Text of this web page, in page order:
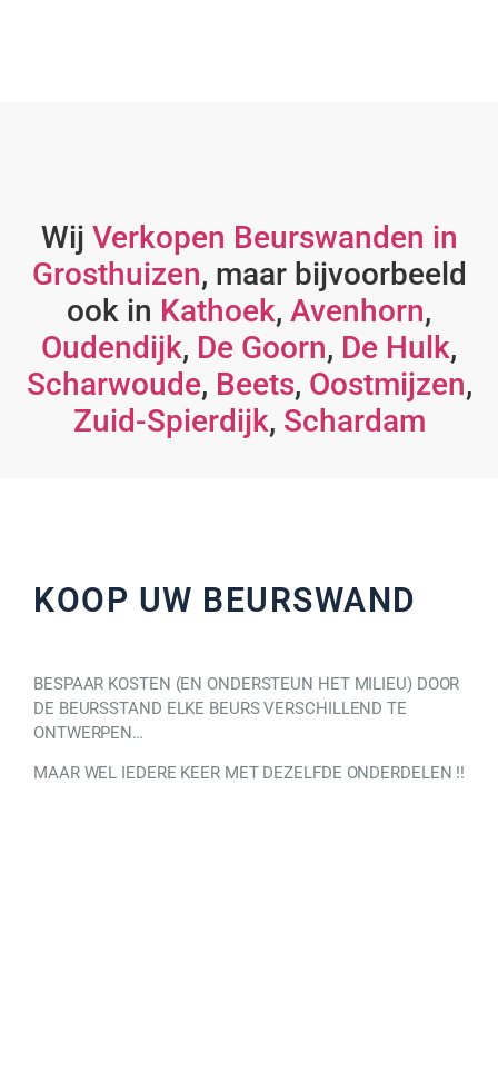
Wij Verkopen Beurswanden in
Grosthuizen, maar bijvoorbeeld
ook in Kathoek, Avenhorn,
Oudendijk, De Goorn, De Hulk,
Scharwoude, Beets, Oostmijzen,
Zuid-Spierdijk, Schardam
KOOP UW BEURSWAND
BESPAAR KOSTEN (EN ONDERSTEUN HET MILIEU) DOOR
DE BEURSSTAND ELKE BEURS VERSCHILLEND TE
ONTWERPEN…
MAAR WEL IEDERE KEER MET DEZELFDE ONDERDELEN !!